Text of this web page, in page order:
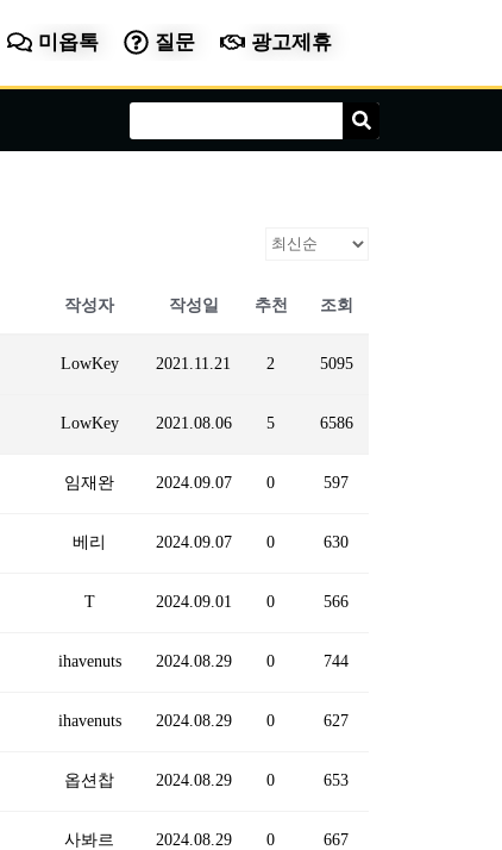
미옵톡 질문 광고제휴
Search
작성자 작성일 추천 조회
LowKey 2021.11.21 2 5095
LowKey 2021.08.06 5 6586
임재완 2024.09.07 0 597
베리 2024.09.07 0 630
T 2024.09.01 0 566
ihavenuts 2024.08.29 0 744
ihavenuts 2024.08.29 0 627
옵션찹 2024.08.29 0 653
사봐르 2024.08.29 0 667